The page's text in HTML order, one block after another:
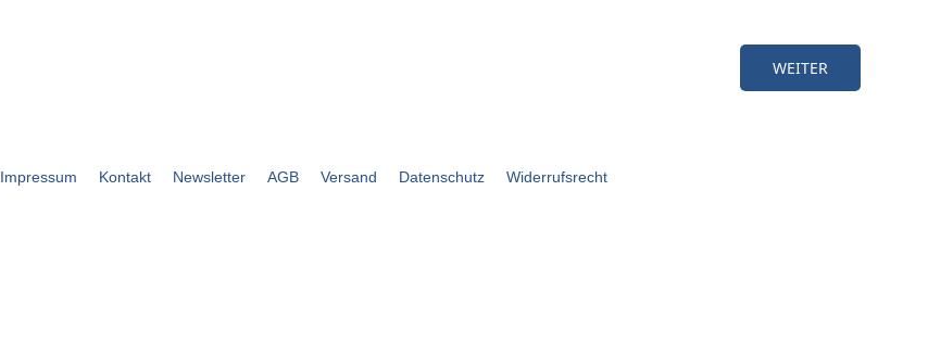
Impressum Kontakt Newsletter AGB Versand Datenschutz Widerrufsrecht